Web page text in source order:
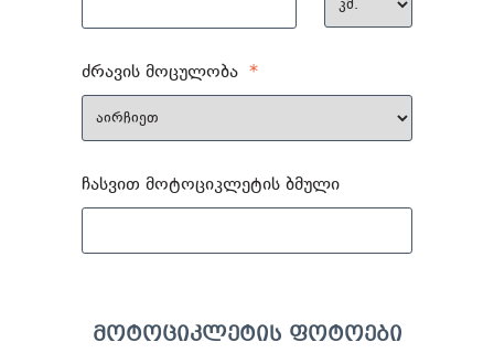
ძრავის მოცულობა *
ჩასვით მოტოციკლეტის ბმული
მოტოციკლეტის ფოტოები